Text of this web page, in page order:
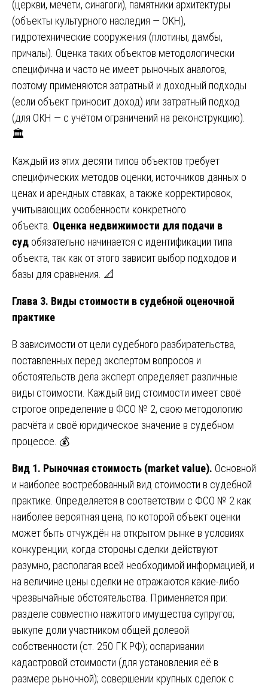
(церкви, мечети, синагоги), памятники архитектуры
(объекты культурного наследия — ОКН),
гидротехнические сооружения (плотины, дамбы,
причалы). Оценка таких объектов методологически
специфична и часто не имеет рыночных аналогов,
поэтому применяются затратный и доходный подходы
(если объект приносит доход) или затратный подход
(для ОКН — с учётом ограничений на реконструкцию).
🏛️
Каждый из этих десяти типов объектов требует
специфических методов оценки, источников данных о
ценах и арендных ставках, а также корректировок,
учитывающих особенности конкретного
объекта. Оценка недвижимости для подачи в
суд обязательно начинается с идентификации типа
объекта, так как от этого зависит выбор подходов и
базы для сравнения. 📐
Глава 3. Виды стоимости в судебной оценочной
практике
В зависимости от цели судебного разбирательства,
поставленных перед экспертом вопросов и
обстоятельств дела эксперт определяет различные
виды стоимости. Каждый вид стоимости имеет своё
строгое определение в ФСО № 2, свою методологию
расчёта и своё юридическое значение в судебном
процессе. 💰
Вид 1. Рыночная стоимость (market value). Основной
и наиболее востребованный вид стоимости в судебной
практике. Определяется в соответствии с ФСО № 2 как
наиболее вероятная цена, по которой объект оценки
может быть отчуждён на открытом рынке в условиях
конкуренции, когда стороны сделки действуют
разумно, располагая всей необходимой информацией, и
на величине цены сделки не отражаются какие-либо
чрезвычайные обстоятельства. Применяется при:
разделе совместно нажитого имущества супругов;
выкупе доли участником общей долевой
собственности (ст. 250 ГК РФ); оспаривании
кадастровой стоимости (для установления её в
размере рыночной); совершении крупных сделок с